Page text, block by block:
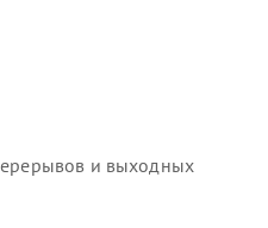
и выходных